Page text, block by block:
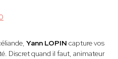
Yann LOPIN capture vos
Discret quand il faut, animateur